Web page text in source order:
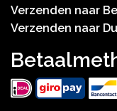
Verzenden naar
Verzenden naar